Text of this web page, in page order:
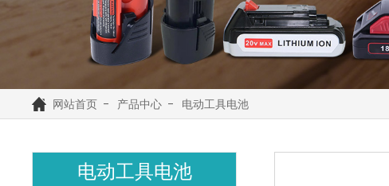
网站首页 产品中心 电动工具电池
电动工具电池